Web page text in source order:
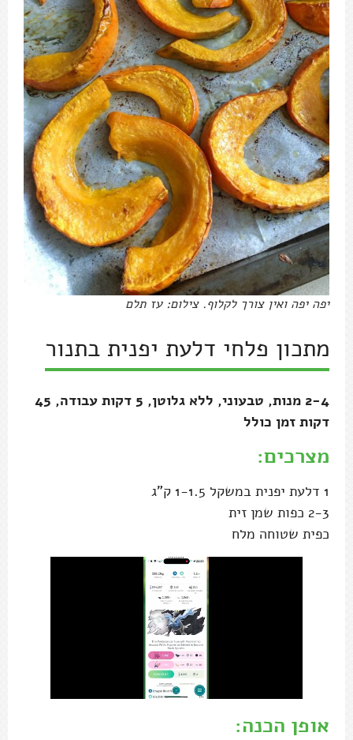
יפה יפה ואין צורך לקלוף. צילום: עז תלם
מתכון פלחי דלעת יפנית בתנור
2-4 מנות, טבעוני, ללא גלוטן, 5 דקות עבודה, 45
דקות זמן כולל
מצרכים:
1 דלעת יפנית במשקל 1-1.5 ק"ג
2-3 כפות שמן זית
כפית שטוחה מלח
אופן הכנה: